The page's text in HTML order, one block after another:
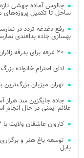
ساحل تا تکمیل پروژه‌های
رفع دغدغه تردد در
بهسازی جاده پدافندی
۲۰ غرفه برای بدرقه زائران آقای شهید ایران در مسیر طریق الرضا برپا شد
ادای احترام خانواده
تهران میزبان بزرگ‌ترین
جاده جایگزین سد هراز
علائم ایمنی در حال انجام
کاروان عاشقان ولایت با ۲ دستگاه اتوبوس از بلده راهی تهران شد
بابل